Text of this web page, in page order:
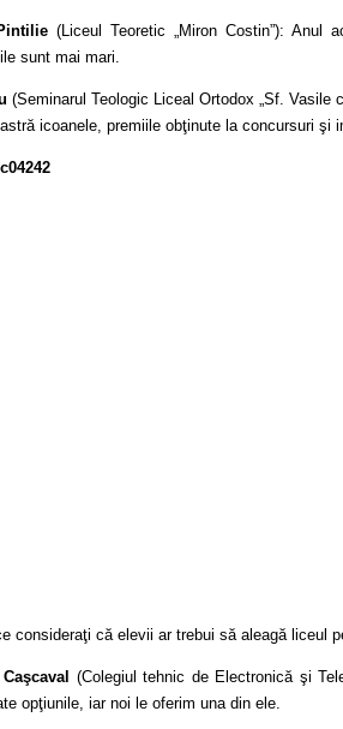
(Liceul Teoretic „Miron Costin”): Anul
sunt mai mari.
(Seminarul Teologic Liceal Ortodox „Sf. Vasile
icoanele, premiile obţinute la concursuri şi
consideraţi că elevii ar trebui să aleagă liceul
(Colegiul tehnic de Electronică şi
opţiunile, iar noi le oferim una din ele.